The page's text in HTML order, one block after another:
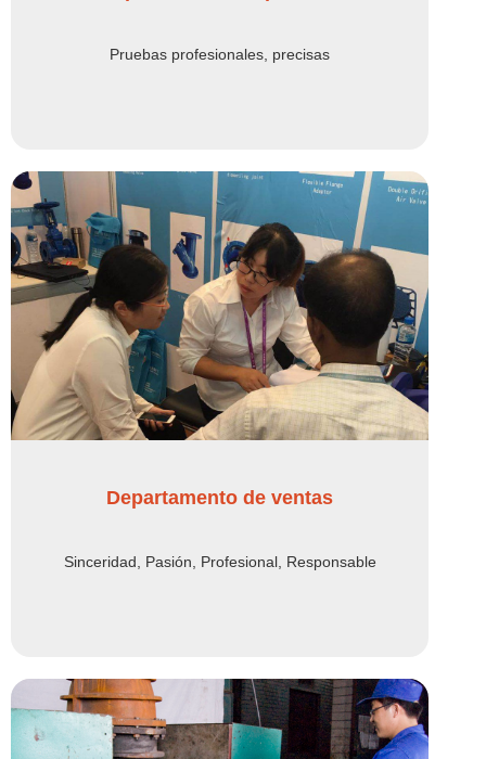
Pruebas profesionales, precisas
Departamento de ventas
Sinceridad, Pasión, Profesional, Responsable